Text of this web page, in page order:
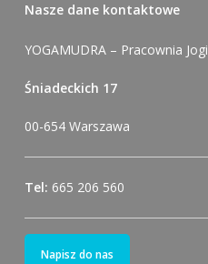
Nasze dane kontaktowe
YOGAMUDRA – Pracownia Jogi
Śniadeckich 17
00-654 Warszawa
Tel: 665 206 560
Napisz do nas